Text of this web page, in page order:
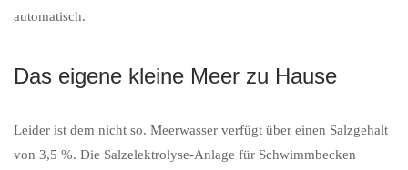
automatisch.
Das eigene kleine Meer zu Hause
Leider ist dem nicht so. Meerwasser verfügt über einen Salzgehalt
von 3,5 %. Die Salzelektrolyse-Anlage für Schwimmbecken